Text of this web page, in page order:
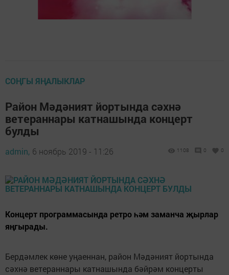
СОҢГЫ ЯҢАЛЫКЛАР
Район Мәдәният йортында сәхнә
ветераннары катнашында концерт
булды
admin, 6 ноябрь 2019 - 11:26 1108 0 0
Концерт программасында ретро һәм заманча җырлар
яңгырады.
Бердәмлек көне уңаеннан, район Мәдәният йортында
сәхнә ветераннары катнашында бәйрәм концерты